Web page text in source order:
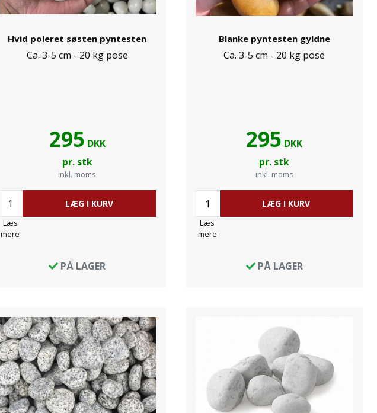
Hvid poleret søsten pyntesten
Ca. 3-5 cm - 20 kg pose
295 DKK
pr. stk
inkl. moms
Læs
mere
LÆG I KURV
PÅ LAGER
Blanke pyntesten gyldne
Ca. 3-5 cm - 20 kg pose
295 DKK
pr. stk
inkl. moms
Læs
mere
LÆG I KURV
PÅ LAGER